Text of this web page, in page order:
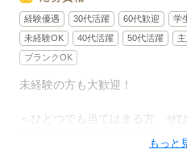
全店統一の分かりやすい
マニュアルを用意しています
￣￣￣￣￣￣￣￣￣￣￣￣
初めはオリエンテーションで
接客ルールなどをお勉強。
カウンターデビュー。
レジのメニューは写真付き！
タッチパネル式のレジで
操作は商品を選んでタッチする
◆キッチンでの調理
・資材の補充
経験優遇 30代活躍 60代歓迎 学
未経験OK
40代活躍 50代活躍
ブランクOK
未経験の方も大歓迎！
＜ひとつでも当てはまる方、ぜひ
□シフトを自由に組めるとうれし
もっと